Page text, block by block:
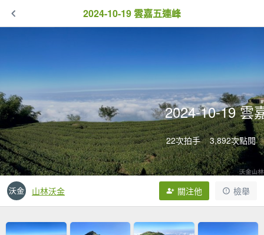
2024-10-19 雲嘉五連峰
2024-10-19 雲
22次拍手 3,892次點閱
山林沃金 關注他 檢舉